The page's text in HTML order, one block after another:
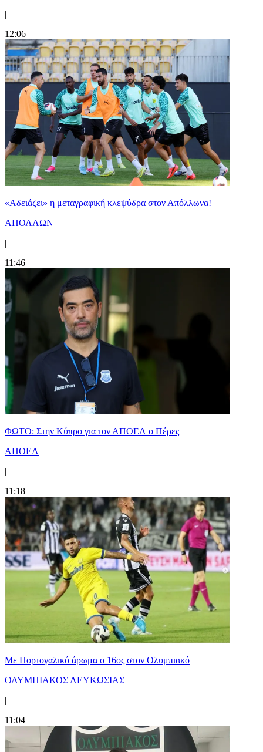
|
12:06
«Αδειάζει» η μεταγραφική κλεψύδρα στον Απόλλωνα!
ΑΠΟΛΛΩΝ
|
11:46
ΦΩΤΟ: Στην Κύπρο για τον ΑΠΟΕΛ ο Πέρες
ΑΠΟΕΛ
|
11:18
Με Πορτογαλικό άρωμα ο 16ος στον Ολυμπιακό
ΟΛΥΜΠΙΑΚΟΣ ΛΕΥΚΩΣΙΑΣ
|
11:04